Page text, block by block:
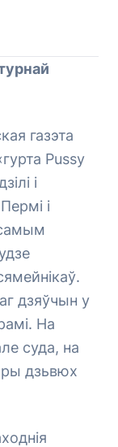
газэта
Pussy
і
і
дзяўчын у
На
суда, на
дзьвюх